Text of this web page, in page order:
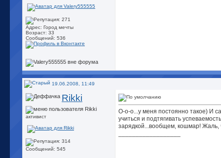
Адрес: Город мечты
Возраст: 33
Сообщений: 536
19.06.2008, 11:49
Rikki
активист
Сообщений: 545
О-о-о...у меня постоянно такое) И
учиться и подтягивать
зарядкой...вообщем, кошмар! Жаль,